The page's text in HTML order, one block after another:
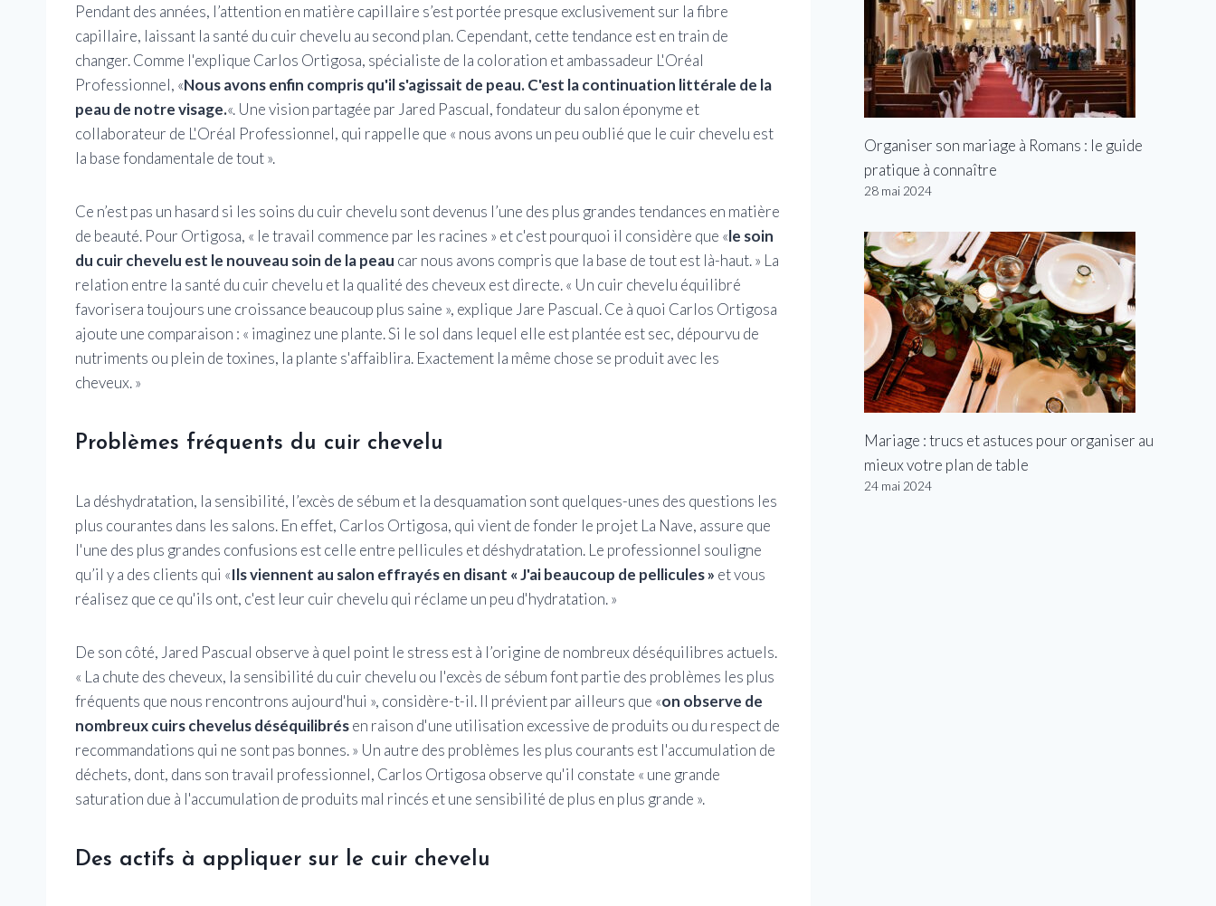
Pendant des années, l’attention en matière capillaire s’est portée presque exclusivement sur la fibre
capillaire, laissant la santé du cuir chevelu au second plan. Cependant, cette tendance est en train de
changer. Comme l'explique Carlos Ortigosa, spécialiste de la coloration et ambassadeur L'Oréal
Professionnel, «Nous avons enfin compris qu'il s'agissait de peau. C'est la continuation littérale de la
peau de notre visage.«. Une vision partagée par Jared Pascual, fondateur du salon éponyme et
collaborateur de L'Oréal Professionnel, qui rappelle que « nous avons un peu oublié que le cuir chevelu est
la base fondamentale de tout ».
Ce n’est pas un hasard si les soins du cuir chevelu sont devenus l’une des plus grandes tendances en matière
de beauté. Pour Ortigosa, « le travail commence par les racines » et c'est pourquoi il considère que «le soin
du cuir chevelu est le nouveau soin de la peau car nous avons compris que la base de tout est là-haut. » La
relation entre la santé du cuir chevelu et la qualité des cheveux est directe. « Un cuir chevelu équilibré
favorisera toujours une croissance beaucoup plus saine », explique Jare Pascual. Ce à quoi Carlos Ortigosa
ajoute une comparaison : « imaginez une plante. Si le sol dans lequel elle est plantée est sec, dépourvu de
nutriments ou plein de toxines, la plante s'affaiblira. Exactement la même chose se produit avec les
cheveux. »
Problèmes fréquents du cuir chevelu
La déshydratation, la sensibilité, l’excès de sébum et la desquamation sont quelques-unes des questions les
plus courantes dans les salons. En effet, Carlos Ortigosa, qui vient de fonder le projet La Nave, assure que
l'une des plus grandes confusions est celle entre pellicules et déshydratation. Le professionnel souligne
qu’il y a des clients qui «Ils viennent au salon effrayés en disant « J'ai beaucoup de pellicules » et vous
réalisez que ce qu'ils ont, c'est leur cuir chevelu qui réclame un peu d'hydratation. »
De son côté, Jared Pascual observe à quel point le stress est à l’origine de nombreux déséquilibres actuels.
« La chute des cheveux, la sensibilité du cuir chevelu ou l'excès de sébum font partie des problèmes les plus
fréquents que nous rencontrons aujourd'hui », considère-t-il. Il prévient par ailleurs que «on observe de
nombreux cuirs chevelus déséquilibrésen raison d'une utilisation excessive de produits ou du respect de
recommandations qui ne sont pas bonnes. » Un autre des problèmes les plus courants est l'accumulation de
déchets, dont, dans son travail professionnel, Carlos Ortigosa observe qu'il constate « une grande
saturation due à l'accumulation de produits mal rincés et une sensibilité de plus en plus grande ».
Des actifs à appliquer sur le cuir chevelu
Organiser son mariage à Romans : le guide
pratique à connaître
28 mai 2024
Mariage : trucs et astuces pour organiser au
mieux votre plan de table
24 mai 2024